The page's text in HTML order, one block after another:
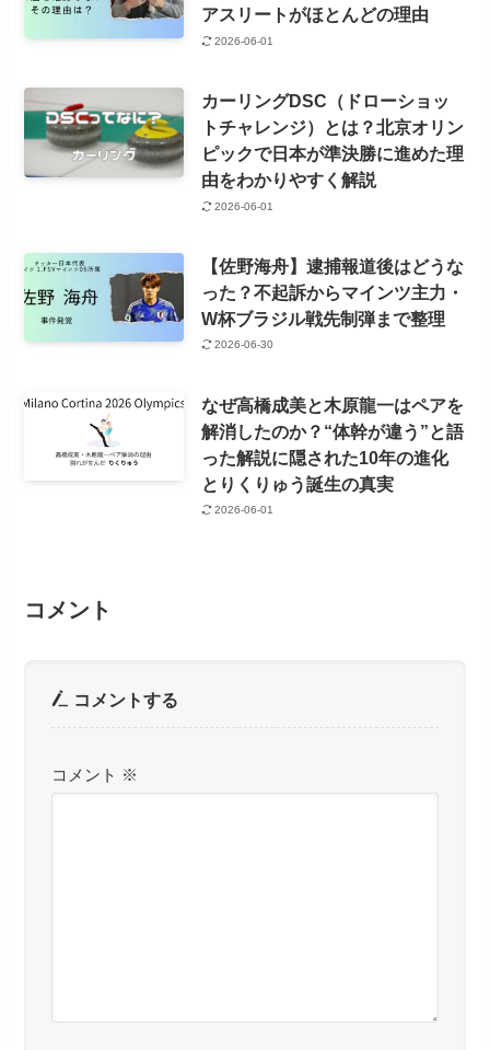
アスリートがほとんどの理由
2026-06-01
カーリングDSC（ドローショッ
トチャレンジ）とは？北京オリン
ピックで日本が準決勝に進めた理
由をわかりやすく解説
2026-06-01
【佐野海舟】逮捕報道後はどうな
った？不起訴からマインツ主力・
W杯ブラジル戦先制弾まで整理
2026-06-30
なぜ高橋成美と木原龍一はペアを
解消したのか？“体幹が違う”と語
った解説に隠された10年の進化
とりくりゅう誕生の真実
2026-06-01
コメント
コメントする
コメント ※